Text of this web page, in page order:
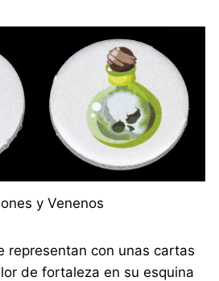
y Venenos
representan con unas cartas
de fortaleza en su esquina